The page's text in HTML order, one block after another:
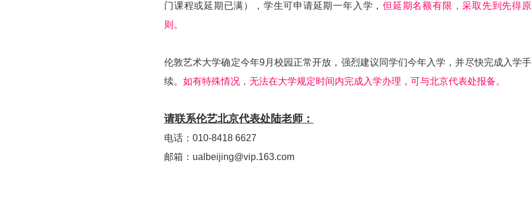
门课程或延期已满），学生可申请延期一年入学，但延期名额有限，采取先到先得原
则。
伦敦艺术大学确定今年9月校园正常开放，强烈建议同学们今年入学，并尽快完成入学手
续。 如有特殊情况，无法在大学规定时间内完成入学办理，可与北京代表处报备。
请联系伦艺北京代表处陆老师：
电话：010-8418 6627
邮箱：ualbeijing@vip.163.com